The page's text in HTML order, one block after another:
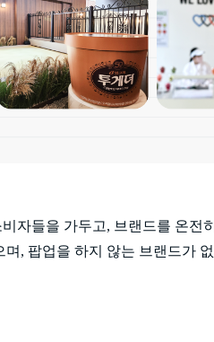
자들을 가두고, 브랜드를 온전
, 팝업을 하지 않는 브랜드가